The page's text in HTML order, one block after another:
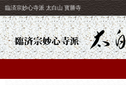
臨済宗妙心寺派 太白山 寳勝寺